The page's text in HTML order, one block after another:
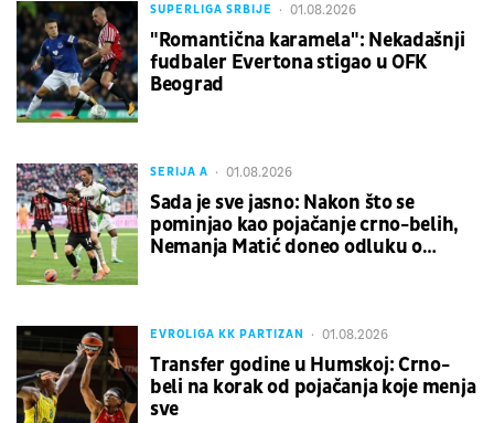
SUPERLIGA SRBIJE 01.08.2026
"Romantična karamela": Nekadašnji
fudbaler Evertona stigao u OFK
Beograd
SERIJA A 01.08.2026
Sada je sve jasno: Nakon što se
pominjao kao pojačanje crno-belih,
Nemanja Matić doneo odluku o
EVROLIGA KK PARTIZAN 01.08.2026
Transfer godine u Humskoj: Crno-
beli na korak od pojačanja koje menja
sve